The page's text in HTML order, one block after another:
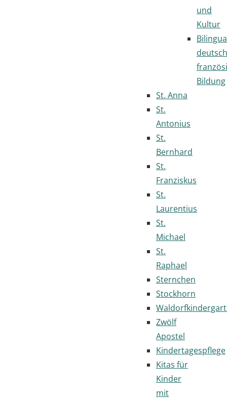
und
Kultur
deutsch
Bildung
St. Anna
St.
Antonius
St.
Bernhard
St.
Franziskus
St.
Laurentius
St.
Michael
St.
Raphael
Sternchen
Stockhorn
Zwölf
Apostel
Kindertagespflege
Kitas für
Kinder
mit